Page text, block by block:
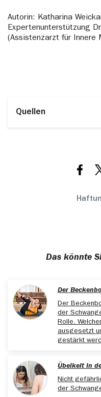
Autorin: Katharina
Expertenunterstützung
(Assistenzarzt für Innere
Quellen
Das könnte
Der
Der
der
Rolle.
ausgesetzt
gestärkt
Übelkeit in
Nicht
der